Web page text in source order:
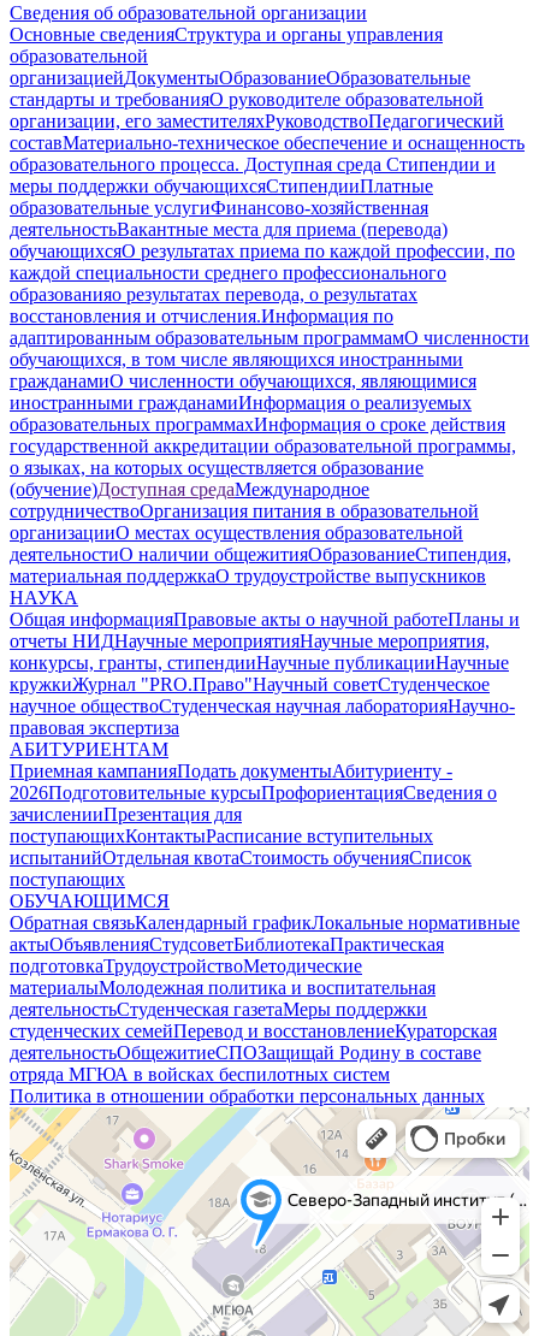
Сведения об образовательной организации
Основные сведенияСтруктура и органы управления
образовательной
организациейДокументыОбразованиеОбразовательные
стандарты и требованияО руководителе образовательной
организации, его заместителяхРуководствоПедагогический
составМатериально-техническое обеспечение и оснащенность
образовательного процесса. Доступная среда Стипендии и
меры поддержки обучающихсяСтипендииПлатные
образовательные услугиФинансово-хозяйственная
деятельностьВакантные места для приема (перевода)
обучающихсяО результатах приема по каждой профессии, по
каждой специальности среднего профессионального
образованияо результатах перевода, о результатах
восстановления и отчисления.Информация по
адаптированным образовательным программамО численности
обучающихся, в том числе являющихся иностранными
гражданамиО численности обучающихся, являющимися
иностранными гражданамиИнформация о реализуемых
образовательных программахИнформация о сроке действия
государственной аккредитации образовательной программы,
о языках, на которых осуществляется образование
(обучение)Доступная средаМеждународное
сотрудничествоОрганизация питания в образовательной
организацииО местах осуществления образовательной
деятельностиО наличии общежитияОбразованиеСтипендия,
материальная поддержкаО трудоустройстве выпускников
НАУКА
Общая информацияПравовые акты о научной работеПланы и
отчеты НИДНаучные мероприятияНаучные мероприятия,
конкурсы, гранты, стипендииНаучные публикацииНаучные
кружкиЖурнал "PRO.Право"Научный советСтуденческое
научное обществоСтуденческая научная лабораторияНаучно-
правовая экспертиза
АБИТУРИЕНТАМ
Приемная кампанияПодать документыАбитуриенту -
2026Подготовительные курсыПрофориентацияСведения о
зачисленииПрезентация для
поступающихКонтактыРасписание вступительных
испытанийОтдельная квотаСтоимость обученияCписок
поступающих
ОБУЧАЮЩИМСЯ
Обратная связьКалендарный графикЛокальные нормативные
актыОбъявленияСтудсоветБиблиотекаПрактическая
подготовкаТрудоустройствоМетодические
материалыМолодежная политика и воспитательная
деятельностьСтуденческая газетаМеры поддержки
студенческих семейПеревод и восстановлениеКураторская
деятельностьОбщежитиеСПОЗащищай Родину в составе
отряда МГЮА в войсках беспилотных систем
Политика в отношении обработки персональных данных